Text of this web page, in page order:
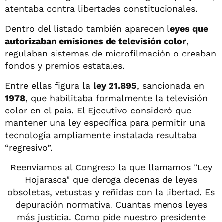
atentaba contra libertades constitucionales.
Dentro del listado también aparecen leyes que
autorizaban emisiones de televisión color,
regulaban sistemas de microfilmación o creaban
fondos y premios estatales.
Entre ellas figura la ley 21.895, sancionada en
1978, que habilitaba formalmente la televisión
color en el país. El Ejecutivo consideró que
mantener una ley específica para permitir una
tecnología ampliamente instalada resultaba
“regresivo”.
Reenviamos al Congreso la que llamamos "Ley
Hojarasca" que deroga decenas de leyes
obsoletas, vetustas y reñidas con la libertad. Es
depuración normativa. Cuantas menos leyes
más justicia. Como pide nuestro presidente